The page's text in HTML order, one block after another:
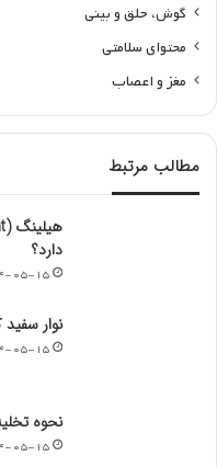
گوش، حلق و بینی
محتوای سلامتی
مغز و اعصاب
مطالب مرتبط
دارد؟
۱۴۰۴-
نوار
۱۴۰۴-
نحوه
۱۴۰۴-